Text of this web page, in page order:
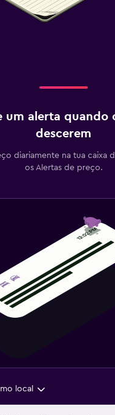
um alerta quando
descerem
diariamente na tua
os Alertas de preço.
local